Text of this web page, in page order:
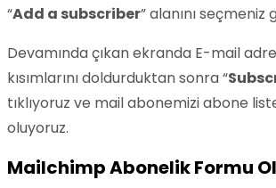
“Add a subscriber” alanını seçmeniz
Devamında çıkan ekranda E-mail
kısımlarını doldurduktan sonra “
tıklıyoruz ve mail abonemizi abone
oluyoruz.
Mailchimp Abonelik Formu